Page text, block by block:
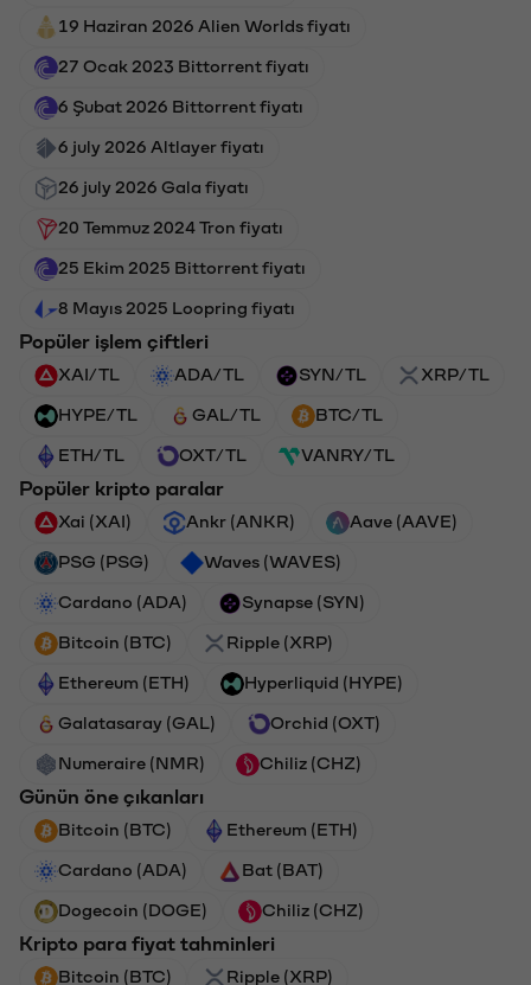
19 Haziran 2026 Alien Worlds fiyatı
27 Ocak 2023 Bittorrent fiyatı
6 Şubat 2026 Bittorrent fiyatı
6 july 2026 Altlayer fiyatı
26 july 2026 Gala fiyatı
20 Temmuz 2024 Tron fiyatı
25 Ekim 2025 Bittorrent fiyatı
8 Mayıs 2025 Loopring fiyatı
Popüler işlem çiftleri
XAI/TL ADA/TL SYN/TL XRP/TL
HYPE/TL GAL/TL BTC/TL
ETH/TL OXT/TL VANRY/TL
Popüler kripto paralar
Xai (XAI) Ankr (ANKR) Aave (AAVE)
PSG (PSG) Waves (WAVES)
Cardano (ADA) Synapse (SYN)
Bitcoin (BTC) Ripple (XRP)
Ethereum (ETH) Hyperliquid (HYPE)
Galatasaray (GAL) Orchid (OXT)
Numeraire (NMR) Chiliz (CHZ)
Günün öne çıkanları
Bitcoin (BTC) Ethereum (ETH)
Cardano (ADA) Bat (BAT)
Dogecoin (DOGE) Chiliz (CHZ)
Kripto para fiyat tahminleri
Bitcoin (BTC) Ripple (XRP)